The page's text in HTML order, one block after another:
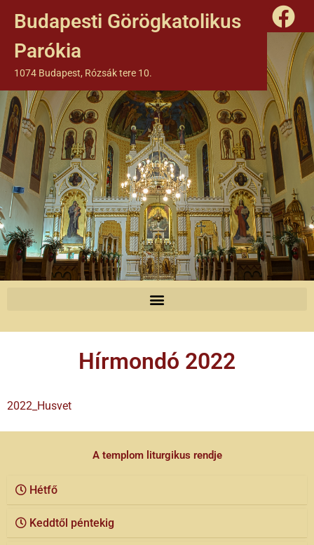
Budapesti Görögkatolikus
Parókia
1074 Budapest, Rózsák tere 10.
Hírmondó 2022
2022_Husvet
A templom liturgikus rendje
Hétfő
Keddtől péntekig